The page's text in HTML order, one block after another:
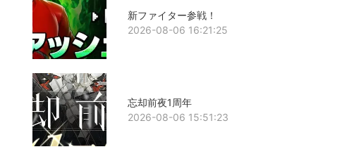
新ファイター参戦！
2026-08-06 16:21:25
忘却前夜1周年
2026-08-06 15:51:23